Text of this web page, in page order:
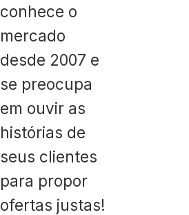
conhece o
mercado
desde 2007 e
se preocupa
em ouvir as
histórias de
seus clientes
para propor
ofertas justas!